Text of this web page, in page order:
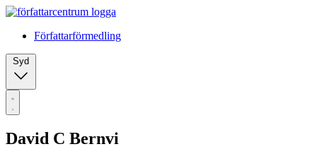
Författarförmedling
Syd
David C Bernvi